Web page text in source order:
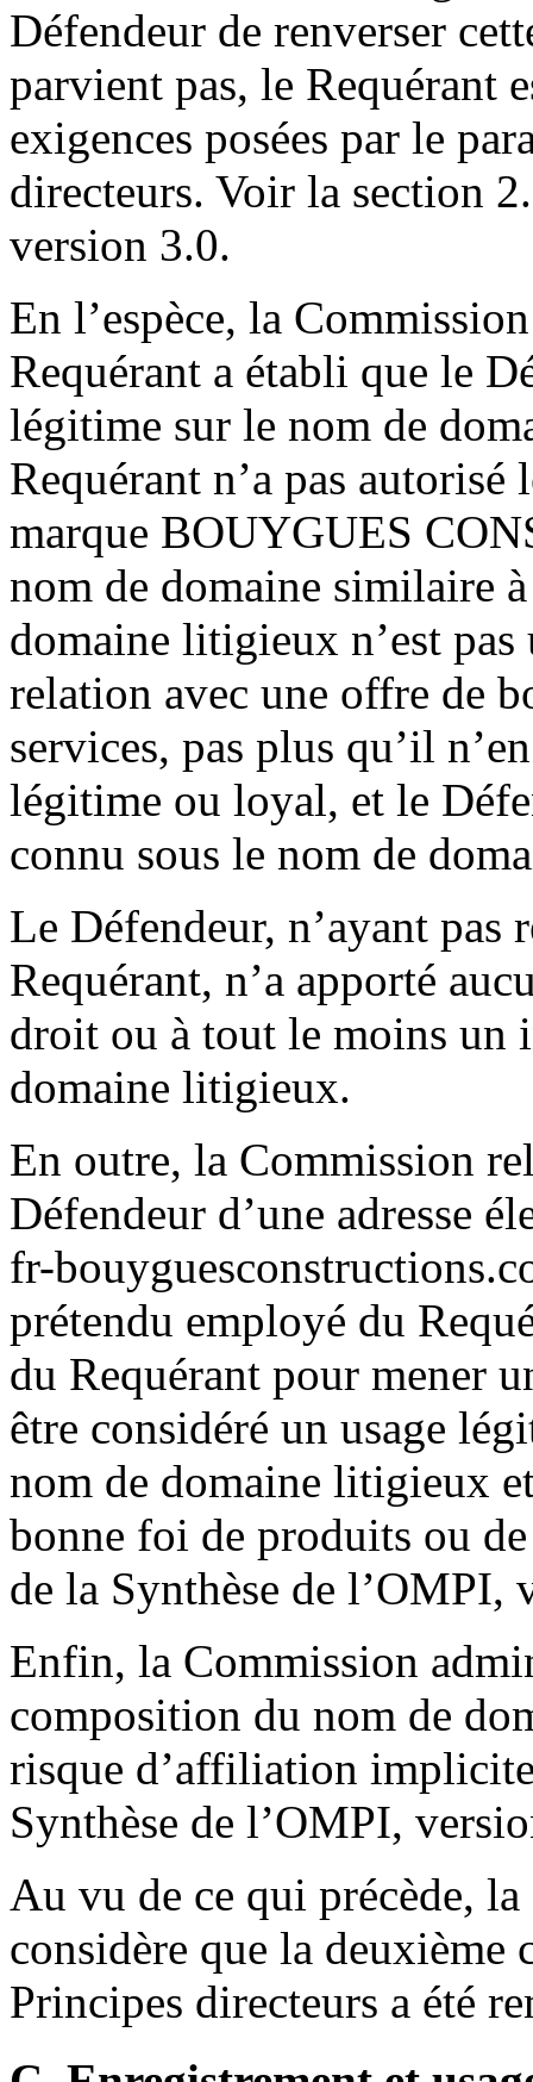
Défendeur de renverser
parvient pas, le Requérant
exigences posées par le
directeurs. Voir la section
version 3.0.
En l’espèce, la
Requérant a établi que le
légitime sur le nom de
Requérant n’a pas
marque BOUYGUES
nom de domaine similaire
domaine litigieux n’est
relation avec une offre de
services, pas plus qu’il
légitime ou loyal, et le
connu sous le nom de
Le Défendeur, n’ayant pas
Requérant, n’a apporté
droit ou à tout le moins un
domaine litigieux.
En outre, la Commission
Défendeur d’une adresse
fr-
prétendu employé du
du Requérant pour mener
être considéré un usage
nom de domaine litigieux
bonne foi de produits ou
de la Synthèse de l’OMPI,
Enfin, la Commission
composition du nom de
risque d’affiliation
Synthèse de l’OMPI,
Au vu de ce qui précède,
considère que la deuxième
Principes directeurs a été